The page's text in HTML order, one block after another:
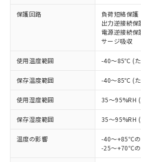
保護回路
負荷短絡保護
出力逆接続保
電源逆接続保
サージ吸収
使用温度範囲 -40～85℃ (た
保存温度範囲 -40～85℃ (た
使用湿度範囲 35～95%RH
保存湿度範囲 35～95%RH
温度の影響
-40～+85℃
-25～+70℃
ご利用条件
以下の条件をお読みいただき
本サービスは、当社制
商品の当社在庫状況お
(税抜)を提供させていた
当社制御機器事業取扱
本サービスの対象外と
対応済み：EU RoHS指令
非含有に対応した製品が提供
対応予定：EU RoHS指令（10
有に対応した製品に切り替え
商品です。
対応予定なし：EU RoHS指
非含有に非対応の商品で、対
定はありません。
調査・確認中：EU RoHS指令
非含有の対応状況を調査中ま
商品です。
非該当品：ライセンス料など
害物質有無と関係のない商品
仕入先様の事情により、非含
※1 中国RoHS○×表
「○」：最大均質材料含有率
基準値以下であることを示し
「×」：最大均質材料含有率